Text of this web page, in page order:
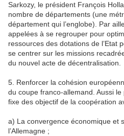
Sarkozy, le président François
nombre de départements (une
département qui l’englobe). Par
appelées à se regrouper pour
ressources des dotations de l’Etat
se centrer sur les missions
du nouvel acte de décentralisation.
5. Renforcer la cohésion
du coupe franco-allemand. Aussi
fixe des objectif de la coopération
a) La convergence économique et
l’Allemagne ;